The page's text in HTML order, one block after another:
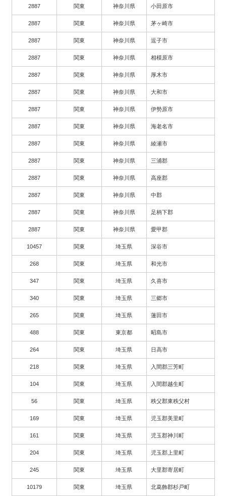
2887 関東 神奈川県 小田原市
2887 関東 神奈川県 茅ヶ崎市
2887 関東 神奈川県 逗子市
2887 関東 神奈川県 相模原市
2887 関東 神奈川県 厚木市
2887 関東 神奈川県 大和市
2887 関東 神奈川県 伊勢原市
2887 関東 神奈川県 海老名市
2887 関東 神奈川県 綾瀬市
2887 関東 神奈川県 三浦郡
2887 関東 神奈川県 高座郡
2887 関東 神奈川県 中郡
2887 関東 神奈川県 足柄下郡
2887 関東 神奈川県 愛甲郡
10457 関東 埼玉県 深谷市
268 関東 埼玉県 和光市
347 関東 埼玉県 久喜市
340 関東 埼玉県 三郷市
265 関東 埼玉県 蓮田市
488 関東 東京都 昭島市
264 関東 埼玉県 日高市
218 関東 埼玉県 入間郡三芳町
104 関東 埼玉県 入間郡越生町
56 関東 埼玉県 秩父郡東秩父村
169 関東 埼玉県 児玉郡美里町
161 関東 埼玉県 児玉郡神川町
204 関東 埼玉県 児玉郡上里町
245 関東 埼玉県 大里郡寄居町
10179 関東 埼玉県 北葛飾郡杉戸町